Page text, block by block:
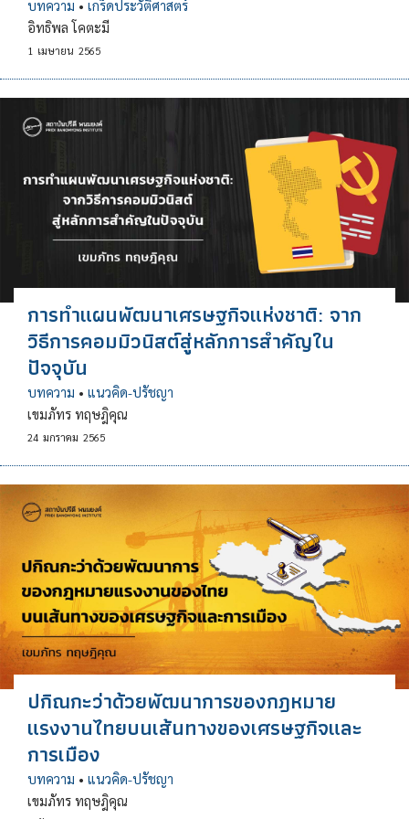
บทความ • เกร็ดประวัติศาสตร์
อิทธิพล โคตะมี
1 เมษายน 2565
การทำแผนพัฒนาเศรษฐกิจแห่งชาติ: จาก
วิธีการคอมมิวนิสต์สู่หลักการสำคัญใน
ปัจจุบัน
บทความ • แนวคิด-ปรัชญา
เขมภัทร ทฤษฎิคุณ
24 มกราคม 2565
ปกิณกะว่าด้วยพัฒนาการของกฎหมาย
แรงงานไทยบนเส้นทางของเศรษฐกิจและ
การเมือง
บทความ • แนวคิด-ปรัชญา
เขมภัทร ทฤษฎิคุณ